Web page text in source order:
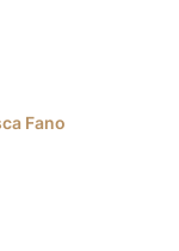
Fano